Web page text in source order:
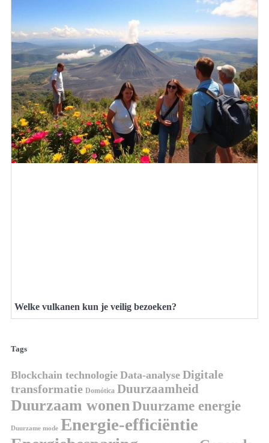
Welke vulkanen kun je veilig bezoeken?
Tags
Blockchain technologie Data-analyse Digitale
transformatie Domótica Duurzaamheid
Duurzaam wonenDuurzame energie
Duurzame mode Energie-efficiëntie